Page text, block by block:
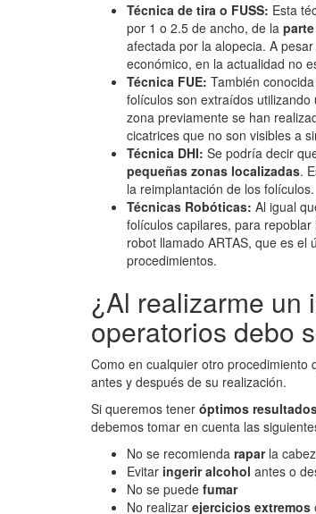
Técnica de tira o FUSS: Esta
por 1 o 2.5 de ancho, de la
afectada por la alopecia. A
económico, en la actualidad no
Técnica FUE: También
folículos son extraídos utilizando
zona previamente se han
cicatrices que no son visibles a
Técnica DHI: Se podría decir
pequeñas zonas localizadas.
la reimplantación de los folículos.
Técnicas Robóticas: Al igual
folículos capilares, para
robot llamado ARTAS, que es
procedimientos.
¿Al realizarme un
operatorios debo
Como en cualquier otro procedimiento
antes y después de su realización.
Si queremos tener óptimos
debemos tomar en cuenta las
No se recomienda raparla
Evitar ingerir alcohol antes o
No se puede fumar
No realizar ejercicios extremos